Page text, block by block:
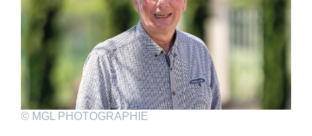
© MGL PHOTOGRAPHIE